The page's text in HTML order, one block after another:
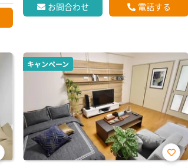
お問合わせ 電話する
キャンペーン